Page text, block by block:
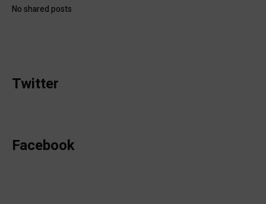
No shared posts
Twitter
Facebook